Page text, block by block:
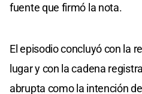
fuente que firmó la nota.
El episodio concluyó con la
lugar y con la cadena
abrupta como la intención